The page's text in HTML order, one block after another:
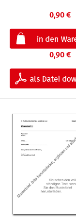
0,90 €
0,90 €